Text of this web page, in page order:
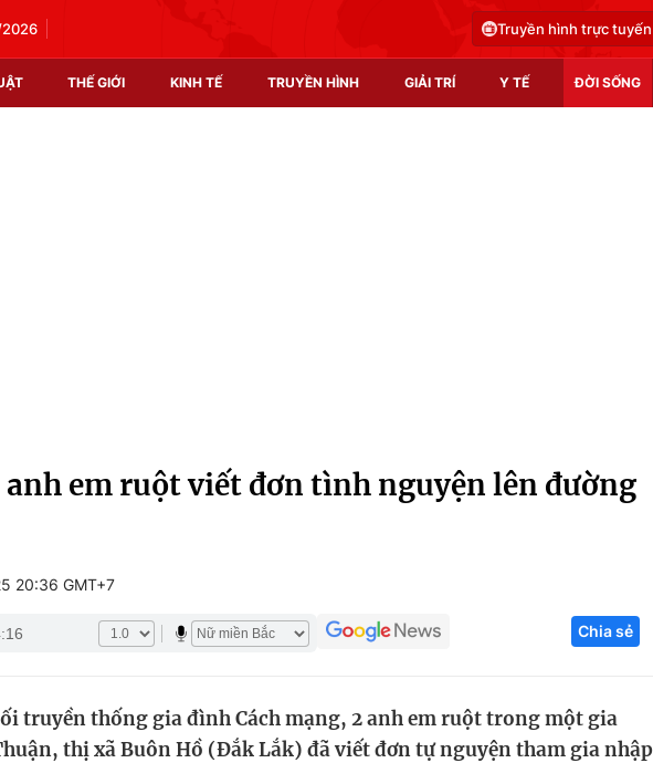
Truyền hình trực tuyến
THẾ GIỚI KINH TẾ TRUYỀN HÌNH GIẢI TRÍ Y TẾ ĐỜI SỐNG
Infographic
lượng cuộc sống
Tuyển sinh
Hitech Công
Thị trường
em ruột viết đơn tình nguyện lên đường
20:36 GMT+7
Chia sẻ
truyền thống gia đình Cách mạng, 2 anh em ruột trong một gia
thị xã Buôn Hồ (Đắk Lắk) đã viết đơn tự nguyện tham gia nhập